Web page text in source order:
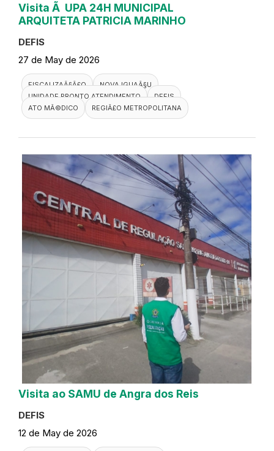
Visita Ã UPA 24H MUNICIPAL
ARQUITETA PATRICIA MARINHO
DEFIS
27 de May de 2026
FISCALIZAÃ§Ã£O
NOVA IGUAÃ§U
UNIDADE PRONTO ATENDIMENTO
DEFIS
ATO MÃ©DICO
REGIÃ£O METROPOLITANA
Visita ao SAMU de Angra dos Reis
DEFIS
12 de May de 2026